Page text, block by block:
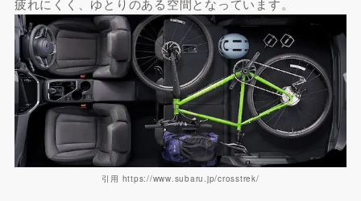
疲れにくく、ゆとりのある空間となっています。
引用 https://www.subaru.jp/crosstrek/